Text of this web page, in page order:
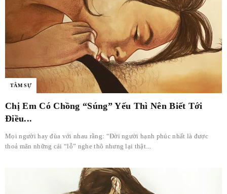
TÂM SỰ
Chị Em Có Chồng “Súng” Yếu Thì Nên Biết Tới
Điều...
Mọi người hay đùa với nhau rằng: “Đời người hạnh phúc nhất là được
thoả mãn những cái “lỗ” nghe thô nhưng lại thật...